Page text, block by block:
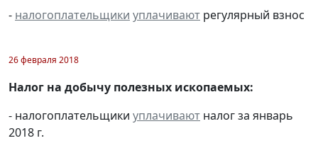
- налогоплательщики уплачивают регулярный взнос
26 февраля 2018
Налог на добычу полезных ископаемых:
- налогоплательщики уплачивают налог за январь
2018 г.